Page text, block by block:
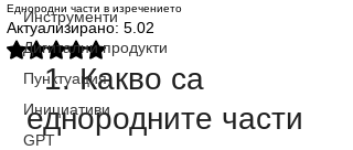
Инструменти
Дигитални продукти
Пунктуация
Инициативи
GPT
Еднородни части в изречението
Актуализирано: 5.02
Оценено с NaN от 5 звезди.
  1. Какво са
еднородните части